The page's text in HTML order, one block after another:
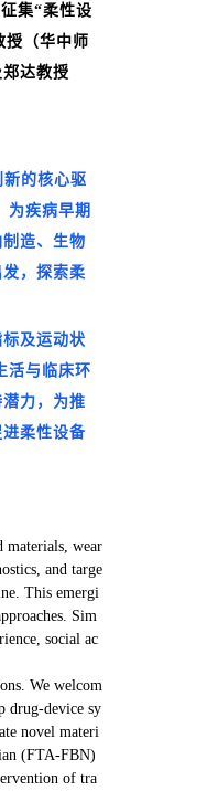
集“柔性设
（华中师
达教授
的核心驱
为疾病早期
造、生物
，探索柔
及运动状
活与临床环
力，为推
柔性设备
materials, wear
and targe
This emergi
Sim
social ac
We welcom
drug-device sy
novel materi
(FTA-FBN)
of tra